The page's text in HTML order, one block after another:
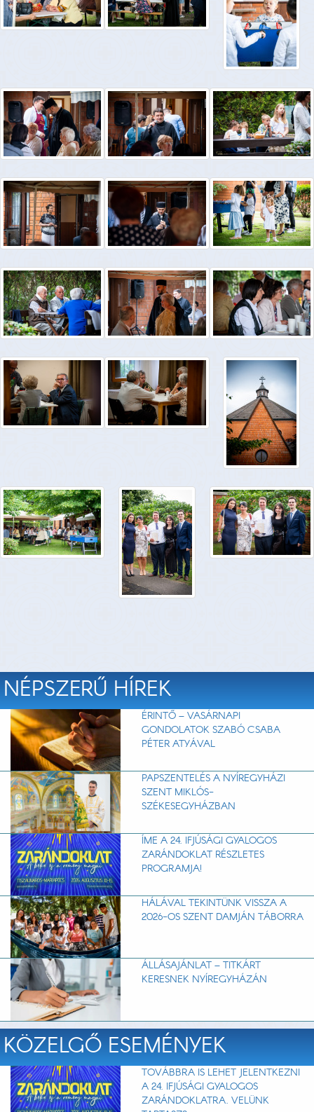
NÉPSZERŰ HÍREK
ÉRINTŐ – VASÁRNAPI
GONDOLATOK SZABÓ CSABA
PÉTER ATYÁVAL
PAPSZENTELÉS A NYÍREGYHÁZI
SZENT MIKLÓS-
SZÉKESEGYHÁZBAN
ÍME A 24. IFJÚSÁGI GYALOGOS
ZARÁNDOKLAT RÉSZLETES
PROGRAMJA!
HÁLÁVAL TEKINTÜNK VISSZA A
2026-OS SZENT DAMJÁN TÁBORRA
ÁLLÁSAJÁNLAT – TITKÁRT
KERESNEK NYÍREGYHÁZÁN
KÖZELGŐ ESEMÉNYEK
TOVÁBBRA IS LEHET JELENTKEZNI
A 24. IFJÚSÁGI GYALOGOS
ZARÁNDOKLATRA. VELÜNK